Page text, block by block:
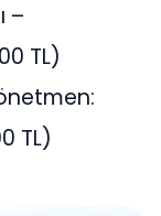
–
TL)
TL)